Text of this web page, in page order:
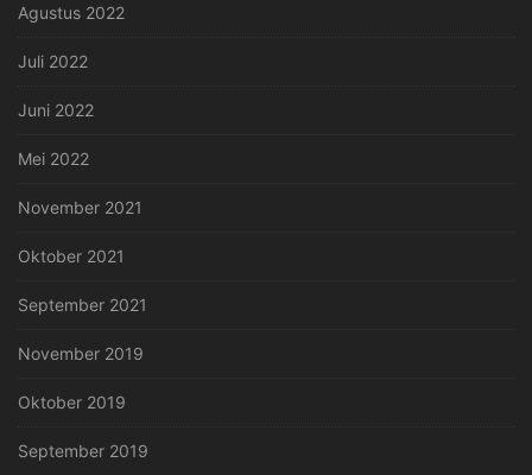
Agustus 2022
Juli 2022
Juni 2022
Mei 2022
November 2021
Oktober 2021
September 2021
November 2019
Oktober 2019
September 2019